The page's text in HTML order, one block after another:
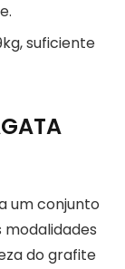
suficiente
um conjunto
modalidades
do grafite